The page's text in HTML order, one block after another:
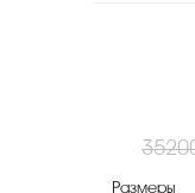
Размеры